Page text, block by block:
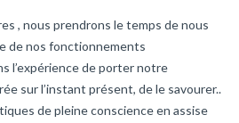
, nous prendrons le temps de nous
de nos fonctionnements
l’expérience de porter notre
sur l’instant présent, de le savourer..
de pleine conscience en assise